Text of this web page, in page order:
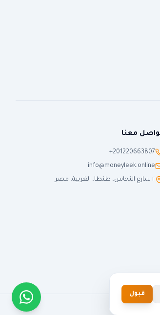
معنا
+201220663807
info@moneyleek.online
٢ شارع النحاس، طنطا، الغربية، مصر
قبول